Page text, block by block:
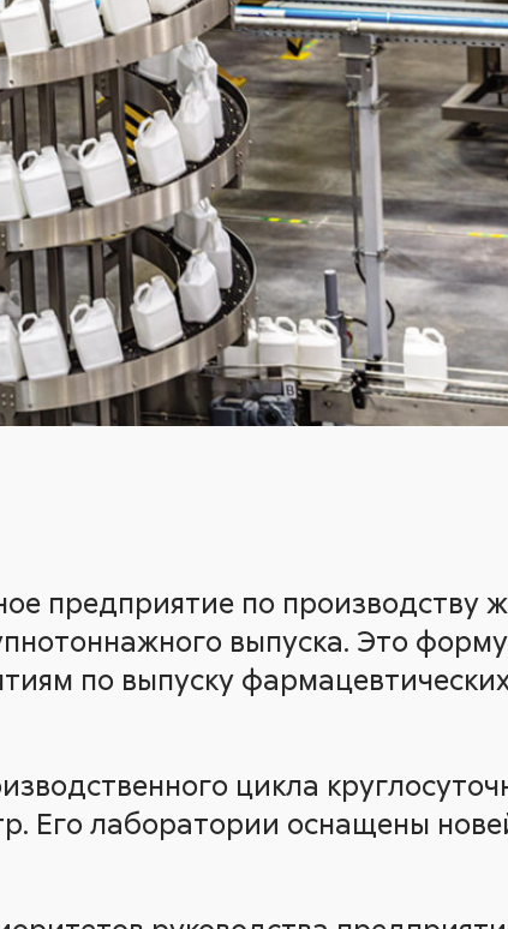
предприятие по производству
выпуска. Это
по выпуску
цикла
Его лаборатории оснащены